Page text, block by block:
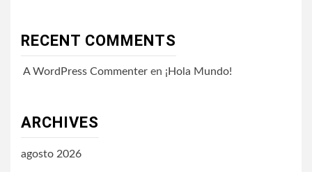
RECENT COMMENTS
A WordPress Commenter en ¡Hola Mundo!
ARCHIVES
agosto 2026